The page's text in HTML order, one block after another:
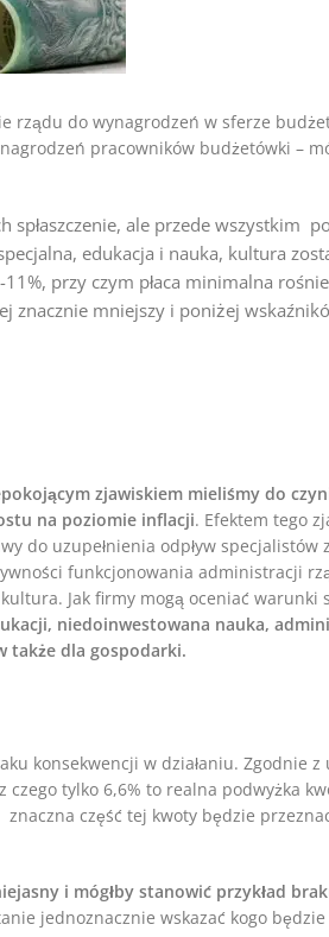
do wynagrodzeń w sferze
pracowników budżetówki –
spłaszczenie, ale przede wszystkim
edukacja i nauka, kultura
przy czym płaca minimalna
mniejszy i poniżej
zjawiskiem mieliśmy do
na poziomie inflacji. Efektem tego
do uzupełnienia odpływ specjalistów
funkcjonowania administracji
Jak firmy mogą oceniać warunki
niedoinwestowana nauka,
także dla gospodarki.
konsekwencji w działaniu. Zgodnie
tylko 6,6% to realna podwyżka
część tej kwoty będzie
i mógłby stanowić przykład
jednoznacznie wskazać kogo będzie